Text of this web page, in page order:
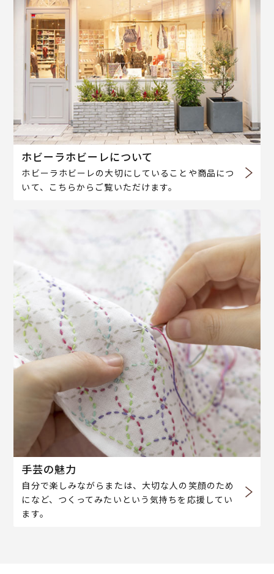
ホビーラホビーレについて
ホビーラホビーレの大切にしていることや商品につ
いて、こちらからご覧いただけます。
手芸の魅力
自分で楽しみながらまたは、大切な人の笑顔のため
になど、つくってみたいという気持ちを応援してい
ます。